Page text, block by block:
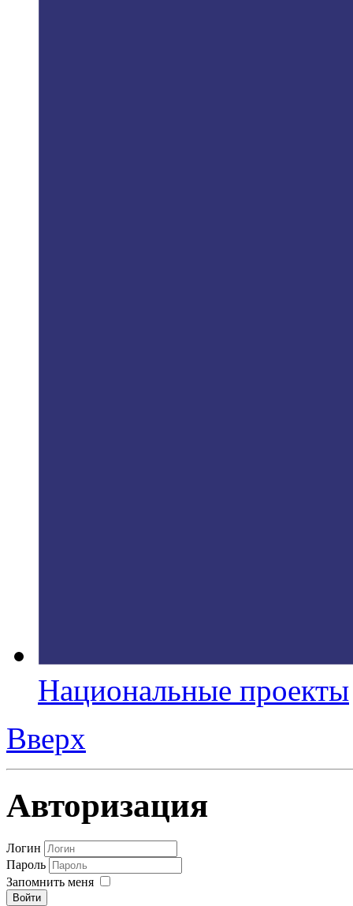
Национальные проекты
Вверх
Авторизация
Логин
Пароль
Запомнить меня
Войти